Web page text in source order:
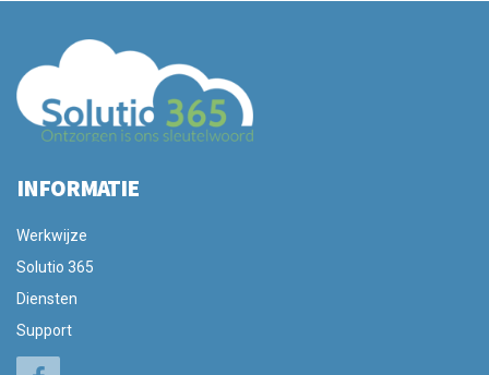
INFORMATIE
Werkwijze
Solutio 365
Diensten
Support